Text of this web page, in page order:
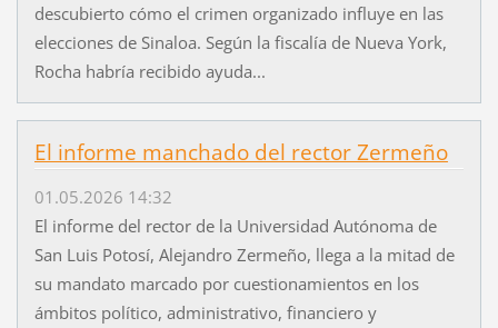
descubierto cómo el crimen organizado influye en las
elecciones de Sinaloa. Según la fiscalía de Nueva York,
Rocha habría recibido ayuda...
El informe manchado del rector Zermeño
01.05.2026 14:32
El informe del rector de la Universidad Autónoma de
San Luis Potosí, Alejandro Zermeño, llega a la mitad de
su mandato marcado por cuestionamientos en los
ámbitos político, administrativo, financiero y